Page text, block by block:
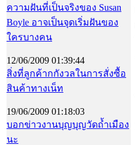
ความฝันที่เป็นจริงของ Susan
Boyle อาจเป็นจุดเริ่มฝันของ
ใครบางคน
12/06/2009 01:39:44
สิ่งที่ลูกค้ากกังวลในการสั่งซื้อ
สินค้าทางเน็ท
19/06/2009 01:18:03
บอกข่าวงานบุญบุญวัดถ้ำเมือง
นะ